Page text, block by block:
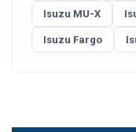
Isuzu MU-X
Isuzu Fargo